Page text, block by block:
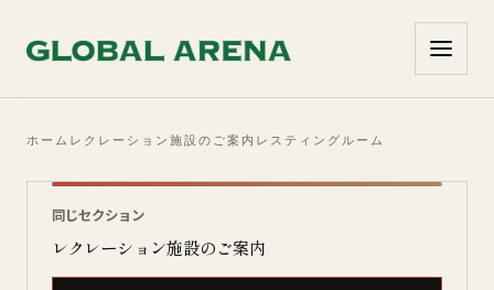
ホーム レクレーション施設のご案内 レスティングルーム
同じセクション
レクレーション施設のご案内